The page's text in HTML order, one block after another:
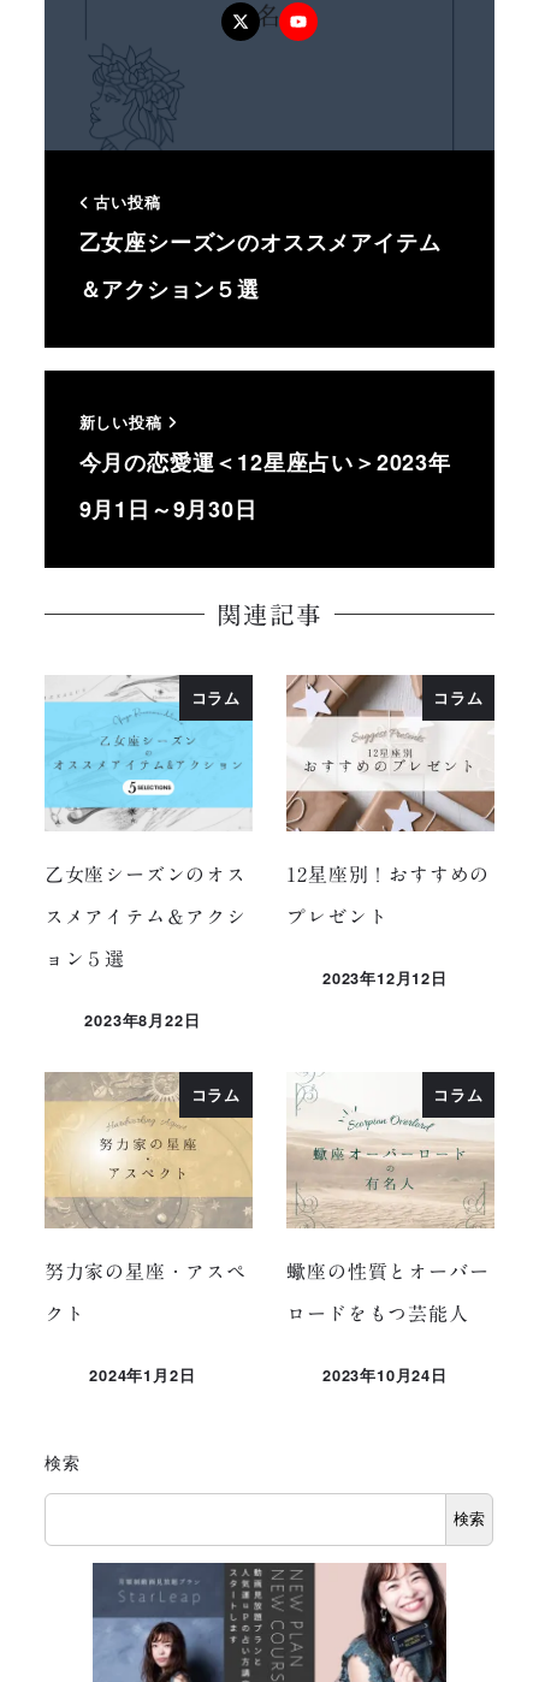
TwitterYouTube
古い投稿
乙女座シーズンのオススメアイテム
＆アクション５選
新しい投稿
今月の恋愛運＜12星座占い＞2023年
9月1日～9月30日
関連記事
コラム
乙女座シーズンのオス
スメアイテム＆アクシ
ョン５選
投稿日
2023年8月22日
コラム
12星座別！おすすめの
プレゼント
投稿日
2023年12月12日
コラム
努力家の星座・アスペ
クト
投稿日
2024年1月2日
コラム
蠍座の性質とオーバー
ロードをもつ芸能人
投稿日
2023年10月24日
検索
検索